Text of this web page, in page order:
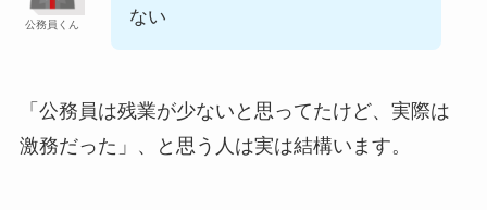
公務員くん
ない
「公務員は残業が少ないと思ってたけど、実際は
激務だった」、と思う人は実は結構います。